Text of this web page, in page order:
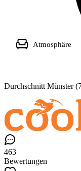
Atmosphäre
Durchschnitt Münster
463
Bewertungen